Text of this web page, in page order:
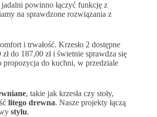
powinno łączyć funkcję z
na sprawdzone rozwiązania z
i trwałość. Krzesło 2 dostępne
do 187,00 zł i świetnie sprawdza się
propozycja do kuchni, w przedziale
, takie jak krzesła czy stoły,
litego drewna. Nasze projekty łączą
stylu.